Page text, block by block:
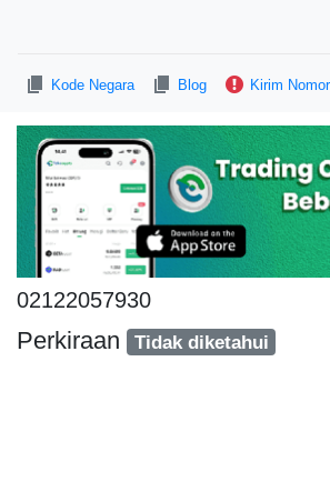
Kode Negara Blog Kirim Nomor
02122057930
Perkiraan Tidak diketahui